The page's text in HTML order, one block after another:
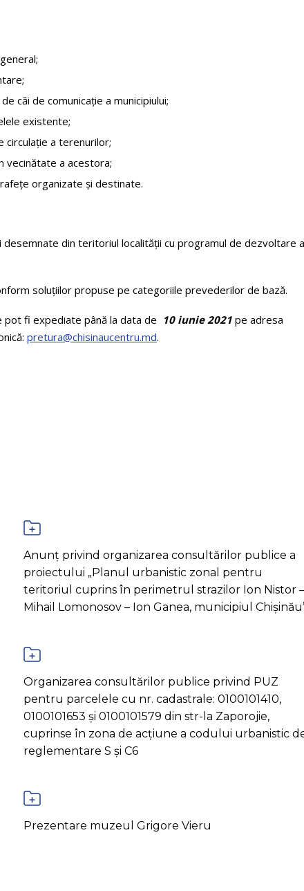
căi de comunicație a municipiului;
existente;
a terenurilor;
vecinătate a acestora;
organizate și destinate.
din teritoriul localității cu programul de dezvoltare a
soluțiilor propuse pe categoriile prevederilor de bază.
pot fi expediate până la data de 10 iunie 2021 pe adresa
pretura@chisinaucentru.md.
Anunț privind organizarea consultărilor publice a
proiectului „Planul urbanistic zonal pentru
teritoriul cuprins în perimetrul strazilor Ion Nistor –
Mihail Lomonosov – Ion Ganea, municipiul
Organizarea consultărilor publice privind PUZ
pentru parcelele cu nr. cadastrale: 0100101410,
0100101653 și 0100101579 din str-la Zaporojie,
cuprinse în zona de acțiune a codului urbanistic
reglementare S și C6
Prezentare muzeul Grigore Vieru